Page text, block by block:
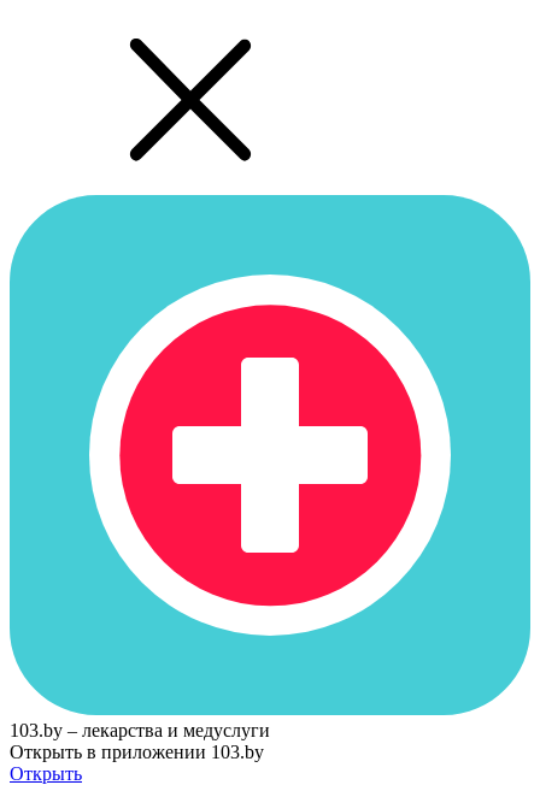
103.by – лекарства и медуслуги
Открыть в приложении 103.by
Открыть